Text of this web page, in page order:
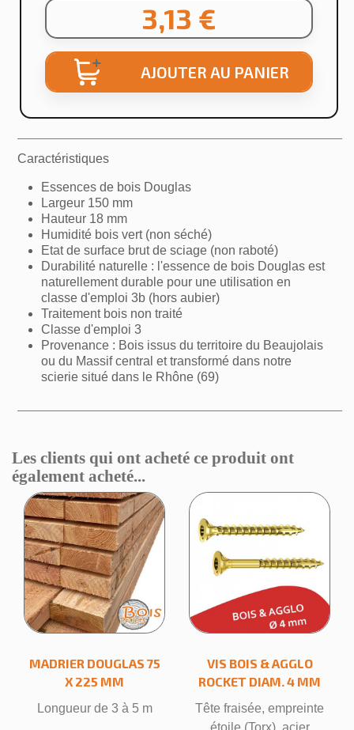
3,13 €
AJOUTER AU PANIER
Caractéristiques
Essences de bois Douglas
Largeur 150 mm
Hauteur 18 mm
Humidité bois vert (non séché)
Etat de surface brut de sciage (non raboté)
Durabilité naturelle : l'essence de bois Douglas est
naturellement durable pour une utilisation en
classe d'emploi 3b (hors aubier)
Traitement bois non traité
Classe d'emploi 3
Provenance : Bois issus du territoire du Beaujolais
ou du Massif central et transformé dans notre
scierie situé dans le Rhône (69)
Les clients qui ont acheté ce produit ont
également acheté...
MADRIER DOUGLAS 75
X 225 MM
Longueur de 3 à 5 m
VIS BOIS & AGGLO
ROCKET DIAM. 4 MM
Tête fraisée, empreinte
étoile (Torx), acier